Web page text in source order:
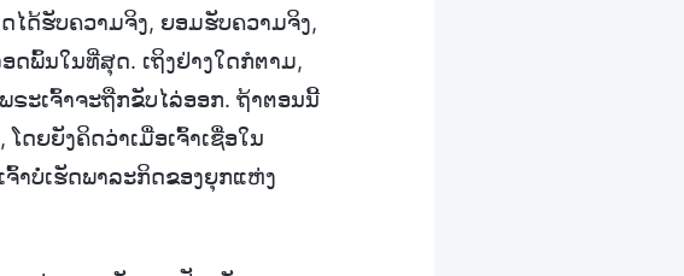
ໄດ້ຮັບຄວາມຈິງ, ຍອມຮັບຄວາມຈິງ,
ດພົ້ນໃນທີ່ສຸດ. ເຖິງຢ່າງໃດກໍຕາມ,
ະເຈົ້າຈະຖືກຂັບໄລ່ອອກ. ຖ້າຕອນນີ້
ດຍຍັງຄິດວ່າເມື່ອເຈົ້າເຊື່ອໃນ
ຈົ້າບໍ່ເຮັດພາລະກິດຂອງຍຸກແຫ່ງ